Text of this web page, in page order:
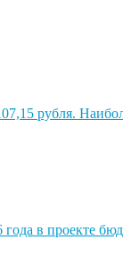
рубля.
в проекте